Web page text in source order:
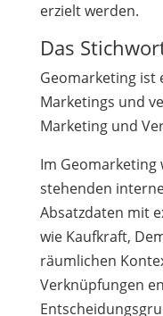
erzielt werden.
Das
Geomarketing ist
Marketings und
Marketing und
Im Geomarketing
stehenden
Absatzdaten mit
wie Kaufkraft,
räumlichen
Verknüpfungen